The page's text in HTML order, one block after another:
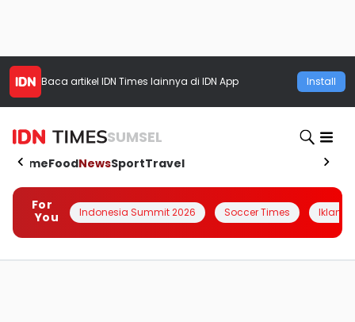
Baca artikel IDN Times lainnya di IDN App Install
SUMSEL
HomeFoodNewsSportTravel
For
You
Indonesia Summit 2026 Soccer Times Iklanin